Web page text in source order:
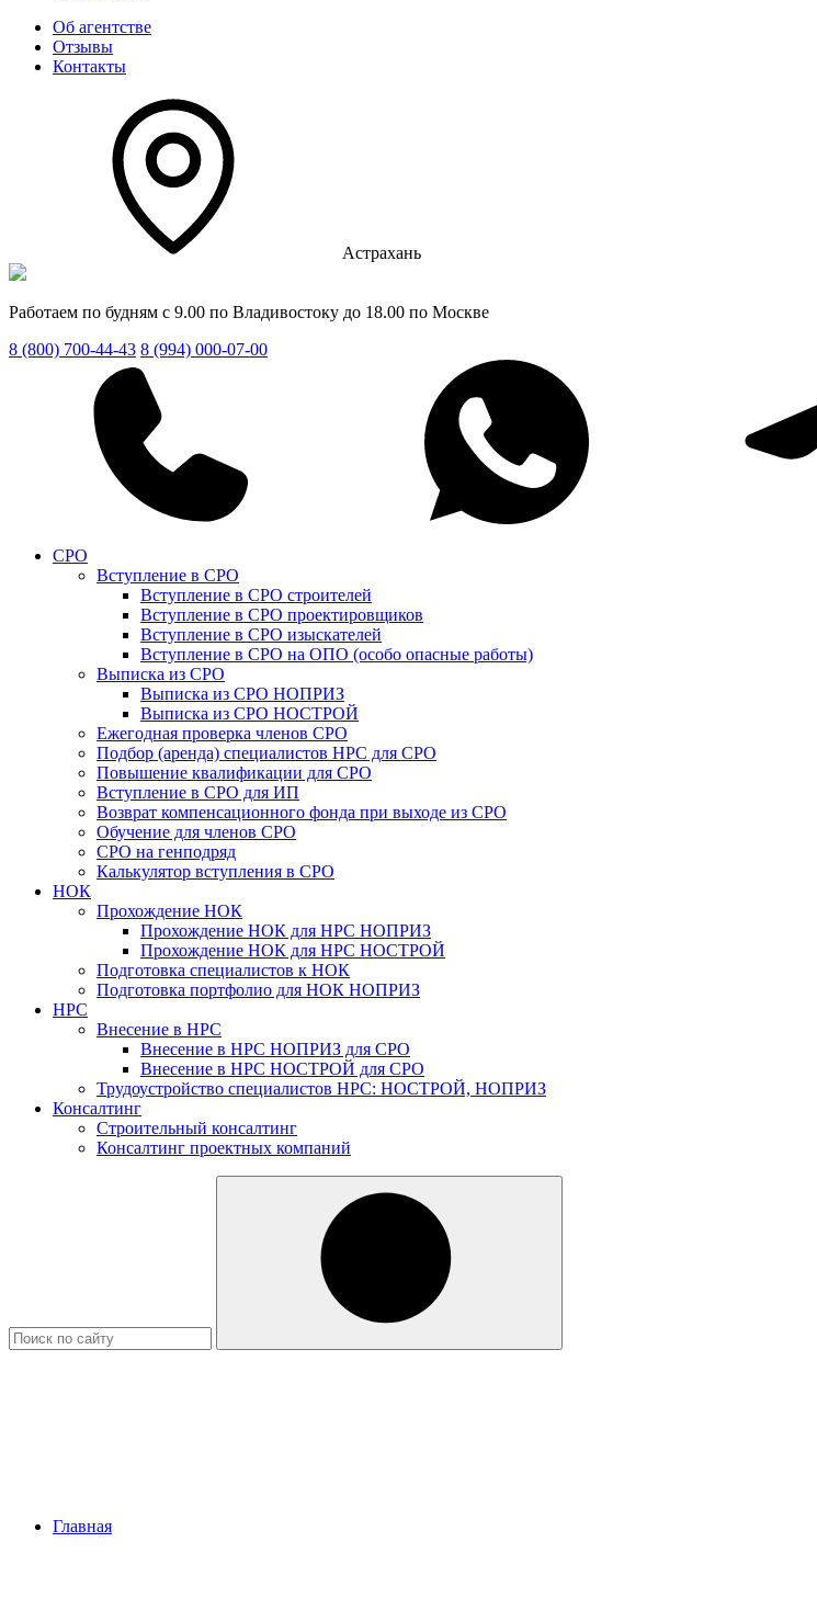
Об агентстве
Отзывы
Контакты
Астрахань
Работаем по будням с 9.00 по Владивостоку до 18.00 по Москве
8 (800) 700-44-43 8 (994) 000-07-00
СРО
Вступление в СРО
Вступление в СРО строителей
Вступление в СРО проектировщиков
Вступление в СРО изыскателей
Вступление в СРО на ОПО (особо опасные работы)
Выписка из СРО
Выписка из СРО НОПРИЗ
Выписка из СРО НОСТРОЙ
Ежегодная проверка членов СРО
Подбор (аренда) специалистов НРС для СРО
Повышение квалификации для СРО
Вступление в СРО для ИП
Возврат компенсационного фонда при выходе из СРО
Обучение для членов СРО
СРО на генподряд
Калькулятор вступления в СРО
НОК
Прохождение НОК
Прохождение НОК для НРС НОПРИЗ
Прохождение НОК для НРС НОСТРОЙ
Подготовка специалистов к НОК
Подготовка портфолио для НОК НОПРИЗ
НРС
Внесение в НРС
Внесение в НРС НОПРИЗ для СРО
Внесение в НРС НОСТРОЙ для СРО
Трудоустройство специалистов НРС: НОСТРОЙ, НОПРИЗ
Консалтинг
Строительный консалтинг
Консалтинг проектных компаний
Главная